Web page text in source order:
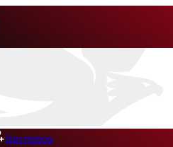
Inscription